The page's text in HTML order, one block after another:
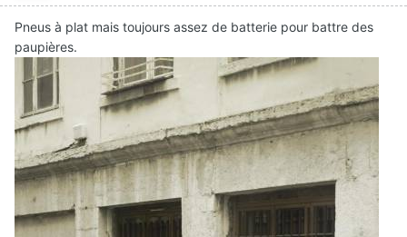
Pneus à plat mais toujours assez de batterie pour battre des
paupières.